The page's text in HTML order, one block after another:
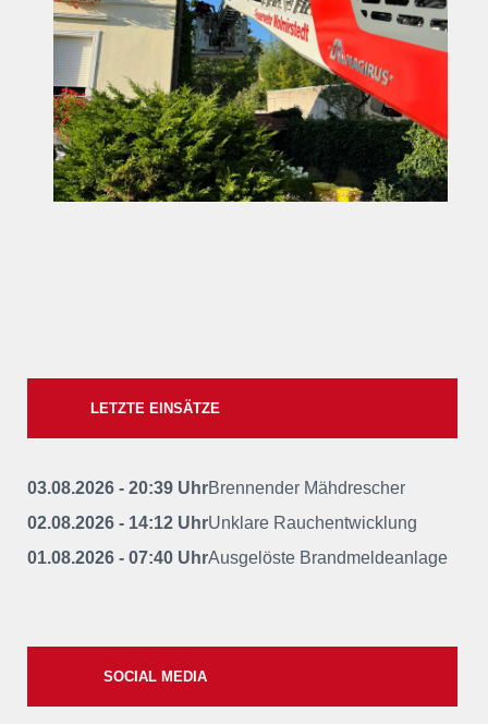
LETZTE EINSÄTZE
03.08.2026 - 20:39 UhrBrennender Mähdrescher
02.08.2026 - 14:12 UhrUnklare Rauchentwicklung
01.08.2026 - 07:40 UhrAusgelöste Brandmeldeanlage
SOCIAL MEDIA